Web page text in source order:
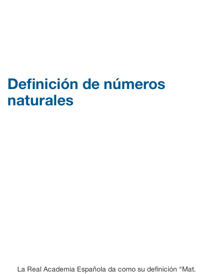
Definición de números
naturales
La Real Academia Española da como su definición “Mat.